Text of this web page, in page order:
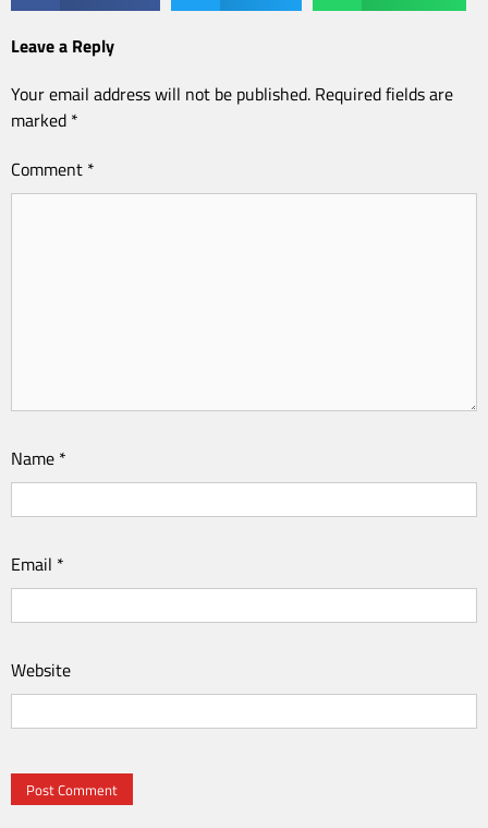
Leave a Reply
Your email address will not be published. Required fields are
marked *
Comment *
Name *
Email *
Website